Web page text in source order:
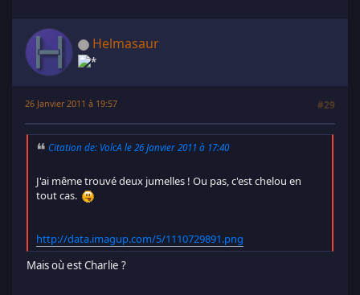
Helmasaur
26 Janvier 2011 à 19:57 #29
Citation de: VolcA le 26 Janvier 2011 à 17:40
J'ai même trouvé deux jumelles ! Ou pas, c'est chelou en
tout cas.
http://data.imagup.com/5/1110729891.png
Mais où est Charlie ?